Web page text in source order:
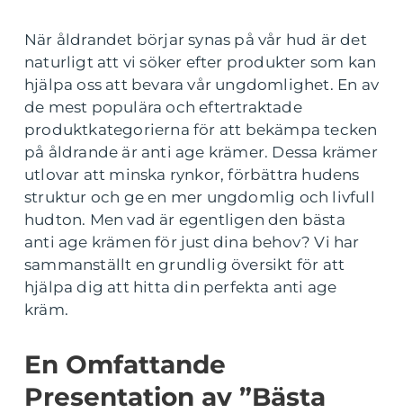
När åldrandet börjar synas på vår hud är det
naturligt att vi söker efter produkter som kan
hjälpa oss att bevara vår ungdomlighet. En av
de mest populära och eftertraktade
produktkategorierna för att bekämpa tecken
på åldrande är anti age krämer. Dessa krämer
utlovar att minska rynkor, förbättra hudens
struktur och ge en mer ungdomlig och livfull
hudton. Men vad är egentligen den bästa
anti age krämen för just dina behov? Vi har
sammanställt en grundlig översikt för att
hjälpa dig att hitta din perfekta anti age
kräm.
En Omfattande
Presentation av ”Bästa